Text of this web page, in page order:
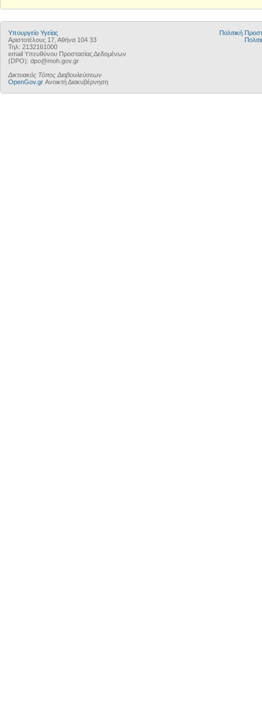
Υπουργείο Υγείας
Αριστοτέλους 17, Αθήνα 104 33
Τηλ: 2132161000
email Υπευθύνου Προστασίας Δεδομένων
(DPO): dpo@moh.gov.gr
Δικτυακός Τόπος Διαβουλεύσεων
OpenGov.gr Ανοικτή Διακυβέρνηση
Πολιτική